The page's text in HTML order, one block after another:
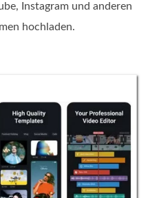
Instagram und anderen
hochladen.